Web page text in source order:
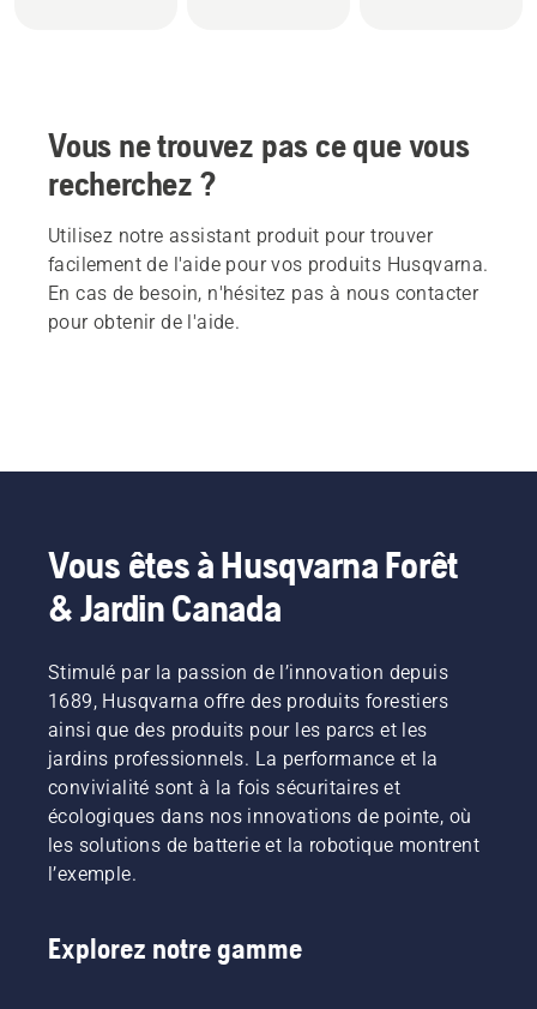
Vous ne trouvez pas ce que vous
recherchez ?
Utilisez notre assistant produit pour trouver
facilement de l'aide pour vos produits Husqvarna.
En cas de besoin, n'hésitez pas à nous contacter
pour obtenir de l'aide.
Vous êtes à Husqvarna Forêt
& Jardin Canada
Stimulé par la passion de l’innovation depuis
1689, Husqvarna offre des produits forestiers
ainsi que des produits pour les parcs et les
jardins professionnels. La performance et la
convivialité sont à la fois sécuritaires et
écologiques dans nos innovations de pointe, où
les solutions de batterie et la robotique montrent
l’exemple.
Explorez notre gamme